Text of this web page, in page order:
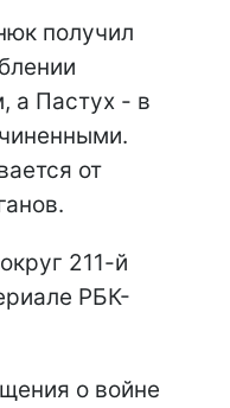
получил
а Пастух - в
от
211-й
РБК-
о войне